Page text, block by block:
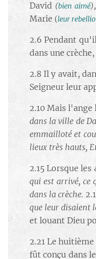
David (bien aimé)
Marie (leur
2.6 Pendant
dans une
2.8 Il y avait,
Seigneur leur
2.10 Mais l'ange
dans la ville de
emmailloté et
lieux très hauts,
2.15 Lorsque
qui est arrivé, ce
dans la crèche.
que leur disaient
et louant Dieu
2.21 Le
fût conçu dans